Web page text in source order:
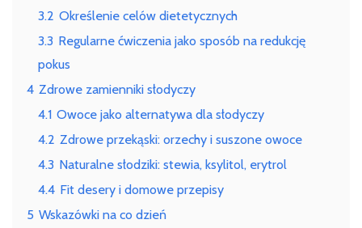
3.2 Określenie celów dietetycznych
3.3 Regularne ćwiczenia jako sposób na redukcję
pokus
4 Zdrowe zamienniki słodyczy
4.1 Owoce jako alternatywa dla słodyczy
4.2 Zdrowe przekąski: orzechy i suszone owoce
4.3 Naturalne słodziki: stewia, ksylitol, erytrol
4.4 Fit desery i domowe przepisy
5 Wskazówki na co dzień